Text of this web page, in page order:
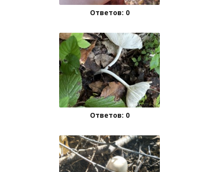
Ответов: 0
Ответов: 0